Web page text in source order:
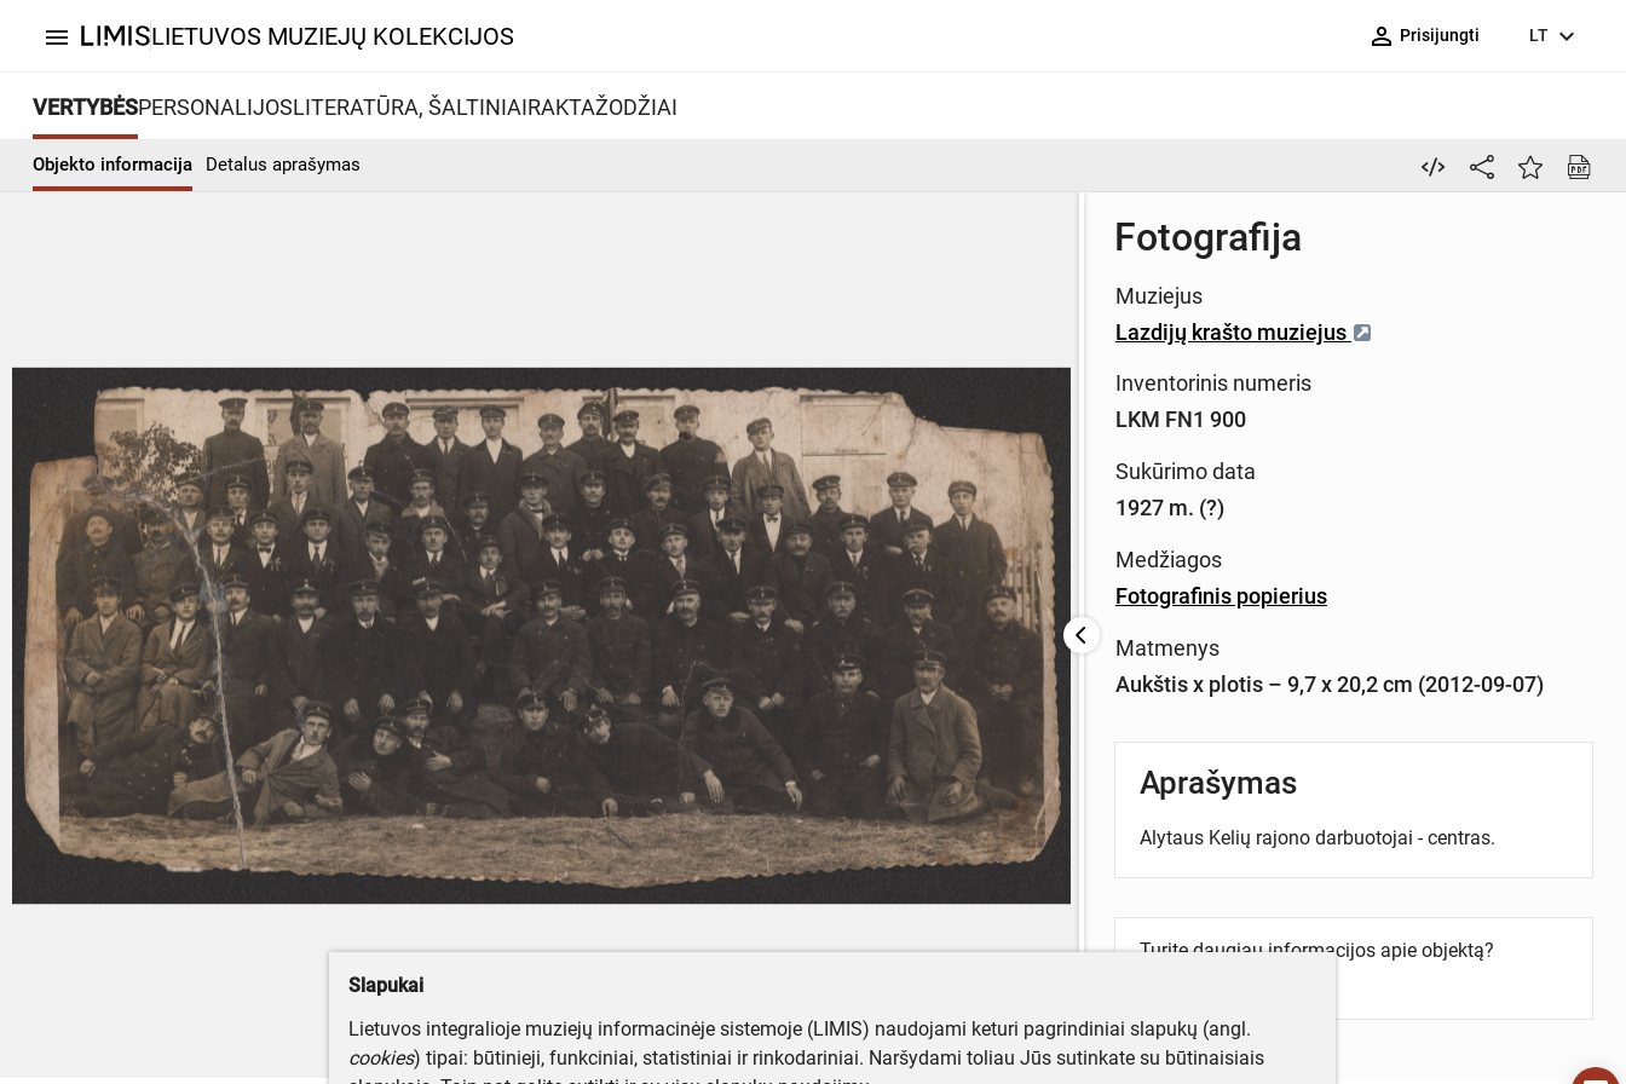
menu LIETUVOS MUZIEJŲ KOLEKCIJOS person_outline Prisijungti LT expand_more
VERTYBĖSPERSONALIJOSLITERATŪRA, ŠALTINIAIRAKTAŽODŽIAI
Objekto informacija Detalus aprašymas
Fotografija
Muziejus
Lazdijų krašto muziejus
Inventorinis numeris
LKM FN1 900
Sukūrimo data
1927 m. (?)
Medžiagos
Fotografinis popierius
Matmenys
Aukštis x plotis – 9,7 x 20,2 cm (2012-09-07)
Aprašymas
Alytaus Kelių rajono darbuotojai - centras.
Turite daugiau informacijos apie objektą?
Slapukai
Lietuvos integralioje muziejų informacinėje sistemoje (LIMIS) naudojami keturi pagrindiniai slapukų (angl.
cookies) tipai: būtinieji, funkciniai, statistiniai ir rinkodariniai. Naršydami toliau Jūs sutinkate su būtinaisiais